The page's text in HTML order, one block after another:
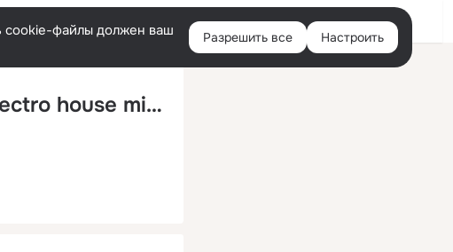
Войти
cookie-файлы должен ваш
Разрешить все Настроить
Naw electro yaar V59 - trance electro house minimal techno 2010 2009 2011 зима лето осень весна клубняк супер оффигеный трек dj минимал техно электро клуб январь февраль март апрель май июнь июль август сентябрь октябрь н